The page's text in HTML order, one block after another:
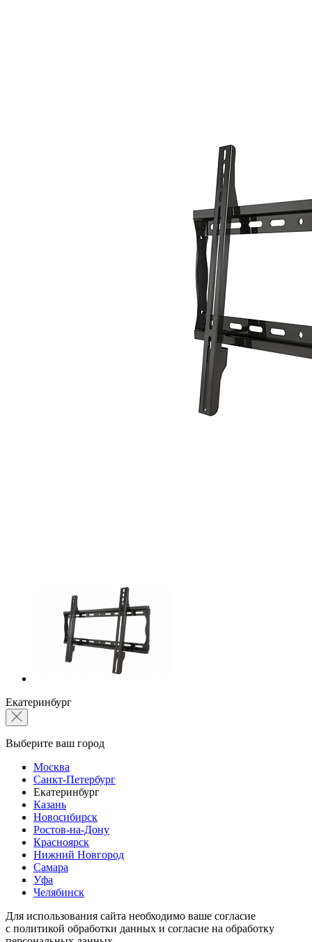
Екатеринбург
Выберите ваш город
Москва
Санкт-Петербург
Екатеринбург
Казань
Новосибирск
Ростов-на-Дону
Красноярск
Нижний Новгород
Самара
Уфа
Челябинск
Для использования сайта необходимо ваше согласие
с политикой обработки данных и согласие на обработку